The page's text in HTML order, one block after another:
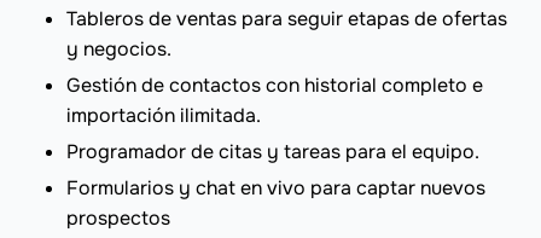
Tableros de ventas para seguir etapas de ofertas
y negocios.
Gestión de contactos con historial completo e
importación ilimitada.
Programador de citas y tareas para el equipo.
Formularios y chat en vivo para captar nuevos
prospectos